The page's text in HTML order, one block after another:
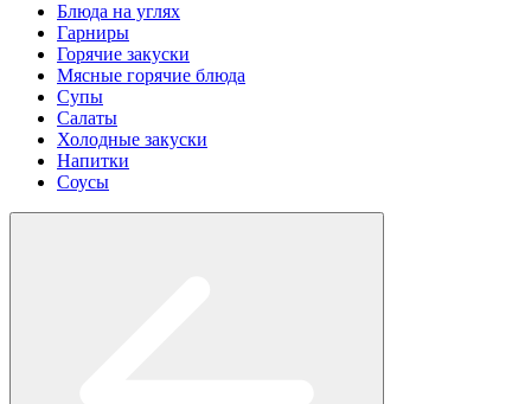
Блюда на углях
Гарниры
Горячие закуски
Мясные горячие блюда
Супы
Салаты
Холодные закуски
Напитки
Соусы